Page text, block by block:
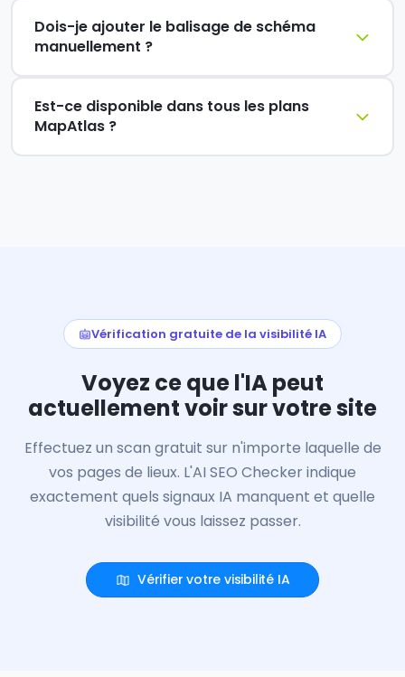
Dois-je ajouter le balisage de schéma
manuellement ?
Est-ce disponible dans tous les plans
MapAtlas ?
Vérification gratuite de la visibilité IA
Voyez ce que l'IA peut
actuellement voir sur votre site
Effectuez un scan gratuit sur n'importe laquelle de
vos pages de lieux. L'AI SEO Checker indique
exactement quels signaux IA manquent et quelle
visibilité vous laissez passer.
Vérifier votre visibilité IA